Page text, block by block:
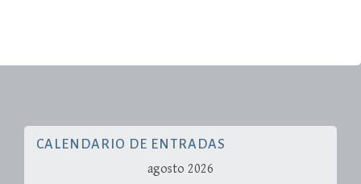
CALENDARIO DE ENTRADAS
agosto 2026